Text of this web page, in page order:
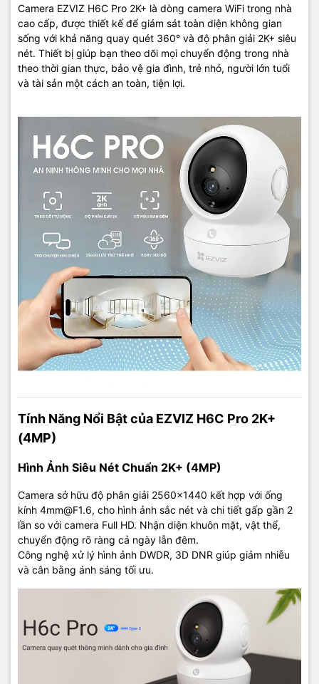
Camera EZVIZ H6C Pro 2K+ là dòng camera WiFi trong nhà
cao cấp, được thiết kế để giám sát toàn diện không gian
sống với khả năng quay quét 360° và độ phân giải 2K+ siêu
nét. Thiết bị giúp bạn theo dõi mọi chuyển động trong nhà
theo thời gian thực, bảo vệ gia đình, trẻ nhỏ, người lớn tuổi
và tài sản một cách an toàn, tiện lợi.
Tính Năng Nổi Bật của EZVIZ H6C Pro 2K+
(4MP)
Hình Ảnh Siêu Nét Chuẩn 2K+ (4MP)
Camera sở hữu độ phân giải 2560×1440 kết hợp với ống
kính 4mm@F1.6, cho hình ảnh sắc nét và chi tiết gấp gần 2
lần so với camera Full HD. Nhận diện khuôn mặt, vật thể,
chuyển động rõ ràng cả ngày lẫn đêm.
Công nghệ xử lý hình ảnh DWDR, 3D DNR giúp giảm nhiễu
và cân bằng ánh sáng tối ưu.